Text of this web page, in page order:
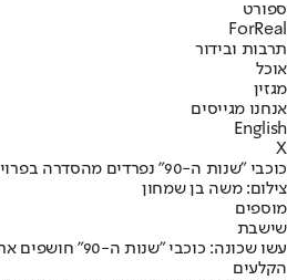
ספורט
ForReal
תרבות ובידור
אוכל
מגזין
אנחנו מגייסים
English
X
כוכבי "שנות ה-90" נפרדים
צילום: משה בן שמחון
מוספים
שישבת
עשו שכונה: כוכבי
הקלעים